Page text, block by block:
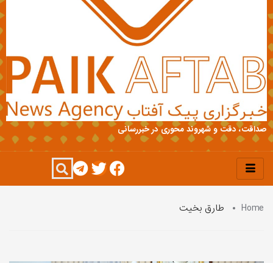
صداقت، دقت و شهروند محوری در خبررسانی
Home طارق بخیت